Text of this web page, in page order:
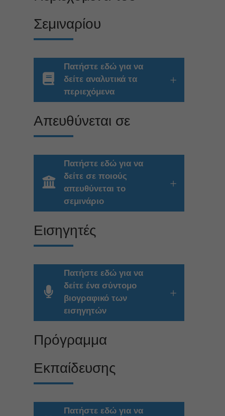
Σεμιναρίου
Πατήστε εδώ για να
δείτε αναλυτικά τα
περιεχόμενα
Απευθύνεται σε
Πατήστε εδώ για να
δείτε σε ποιούς
απευθύνεται το
σεμινάριο
Εισηγητές
Πατήστε εδώ για να
δείτε ένα σύντομο
βιογραφικό των
εισηγητών
Πρόγραμμα
Εκπαίδευσης
Πατήστε εδώ για να